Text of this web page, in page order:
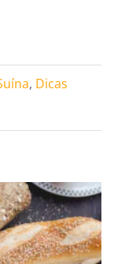
, Dicas